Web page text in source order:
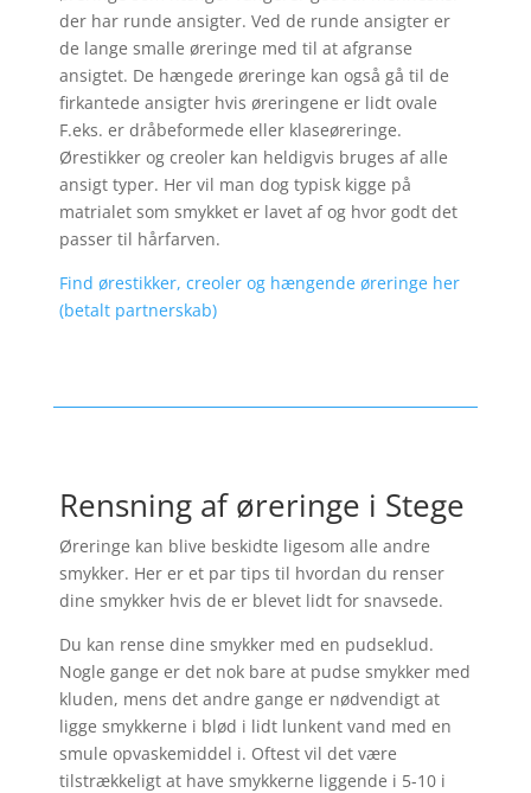
der har runde ansigter. Ved de runde ansigter er
de lange smalle øreringe med til at afgranse
ansigtet. De hængede øreringe kan også gå til de
firkantede ansigter hvis øreringene er lidt ovale
F.eks. er dråbeformede eller klaseøreringe.
Ørestikker og creoler kan heldigvis bruges af alle
ansigt typer. Her vil man dog typisk kigge på
matrialet som smykket er lavet af og hvor godt det
passer til hårfarven.
Find ørestikker, creoler og hængende øreringe her
(betalt partnerskab)
Rensning af øreringe i Stege
Øreringe kan blive beskidte ligesom alle andre
smykker. Her er et par tips til hvordan du renser
dine smykker hvis de er blevet lidt for snavsede.
Du kan rense dine smykker med en pudseklud.
Nogle gange er det nok bare at pudse smykker med
kluden, mens det andre gange er nødvendigt at
ligge smykkerne i blød i lidt lunkent vand med en
smule opvaskemiddel i. Oftest vil det være
tilstrækkeligt at have smykkerne liggende i 5-10 i